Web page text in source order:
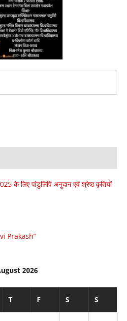
2025 के लिए पांडुलिपि अनुदान एवं श्रेष्ठ कृतियों
Prakash”
2026
T F S S